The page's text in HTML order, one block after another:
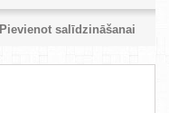
Pievienot salīdzināšanai